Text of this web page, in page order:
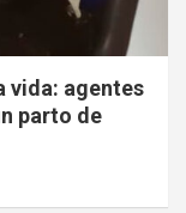
vida: agentes
parto de